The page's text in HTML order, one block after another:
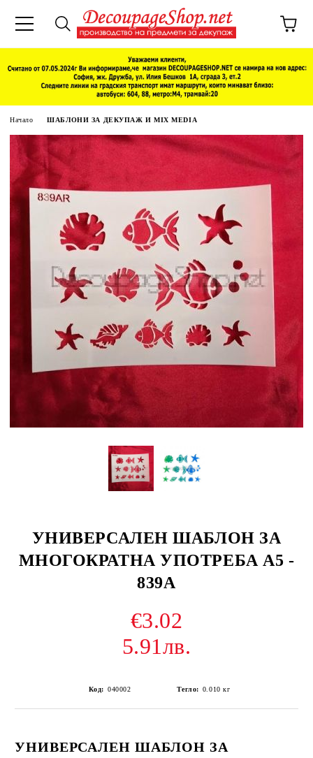
Начало ШАБЛОНИ ЗА ДЕКУПАЖ И MIX MEDIA
УНИВЕРСАЛЕН ШАБЛОН ЗА
МНОГОКРАТНА УПОТРЕБА А5 -
839A
€3.02
5.91лв.
Код: 040002 Тегло: 0.010 кг
УНИВЕРСАЛЕН ШАБЛОН ЗА